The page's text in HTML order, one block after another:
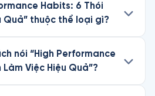
Habits: 6 Thói
Quả” thuộc thể loại gì?
nói “High Performance
Việc Hiệu Quả”?